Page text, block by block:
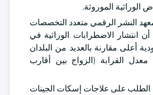
الوراثية الموروثة.
النشر الرقمي متعدد التخصصات
(MDPI) في عام 2023 أن انتشار الاضطرابات الوراثية في
أعلى مقارنة بالعديد من البلدان
القرابة (الزواج بين أقارب
الطلب على علاجات إسكات الجينات